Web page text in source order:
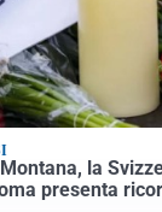
la
presenta